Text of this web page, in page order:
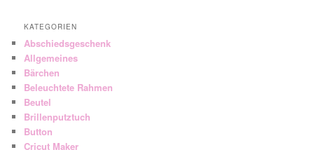
KATEGORIEN
Abschiedsgeschenk
Allgemeines
Bärchen
Beleuchtete Rahmen
Beutel
Brillenputztuch
Button
Cricut Maker